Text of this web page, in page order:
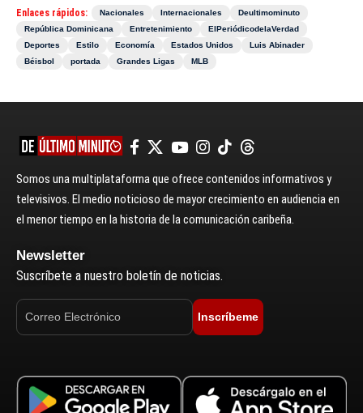
Enlaces rápidos: Nacionales Internacionales
Deultimominuto
República Dominicana
Entretenimiento
ElPeriódicodelaVerdad
Deportes
Estilo Economía Estados Unidos
Luis Abinader
Béisbol
portada Grandes Ligas MLB
Somos una multiplataforma que ofrece contenidos informativos y
televisivos. El medio noticioso de mayor crecimiento en audiencia en
el menor tiempo en la historia de la comunicación caribeña.
Newsletter
Suscríbete a nuestro boletín de noticias.
Inscríbeme